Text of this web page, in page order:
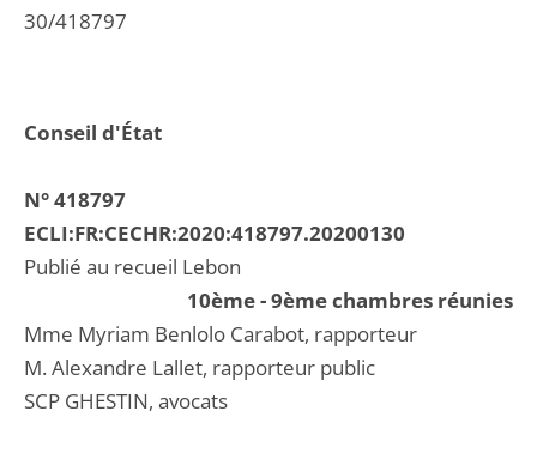
Conseil d'État
N° 418797
ECLI:FR:CECHR:2020:418797.20200130
Publié au recueil Lebon
10ème - 9ème chambres réunies
Mme Myriam Benlolo Carabot, rapporteur
M. Alexandre Lallet, rapporteur public
SCP GHESTIN, avocats
30/418797